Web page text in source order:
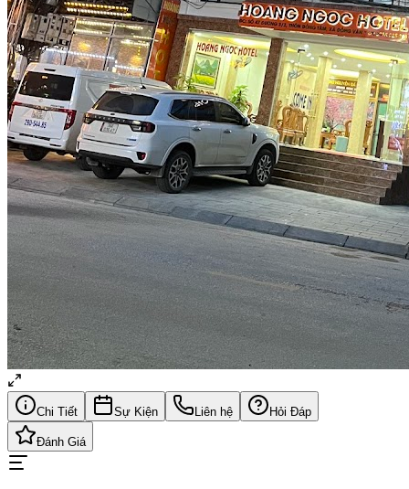
Chi Tiết Sự Kiện Liên hệ Hỏi Đáp
Đánh Giá